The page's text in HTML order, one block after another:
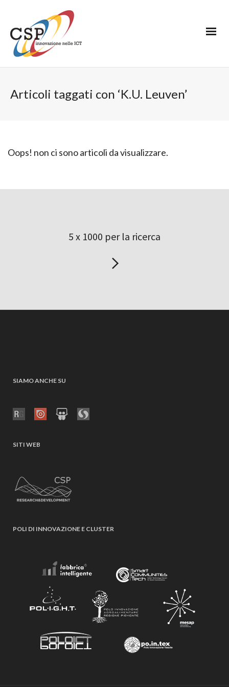
Articoli taggati con ‘K.U. Leuven’
Oops! non ci sono articoli da visualizzare.
5 x 1000 per la ricerca
SIAMO ANCHE SU
SITI WEB
POLI DI INNOVAZIONE E CLUSTER